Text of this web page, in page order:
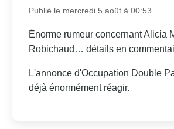
Publié le mercredi 5 août à 00:53
Énorme rumeur concernant Alicia
Robichaud… détails en
L'annonce d'Occupation Double
déjà énormément réagir.